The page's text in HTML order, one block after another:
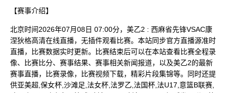
【赛事介绍】
北京时间2026年07月08日 07:00分，美乙2 : 西麻省先锋VSAC康
涅狄格高清在线直播，无插件观看比赛。本站同步官方直播源准时
直播，比赛数据实时更新。比赛结束后可以在本站查看比赛全程录
像、比赛比分、赛事结果、赛事相关新闻报道，以及美乙2的最新
赛事直播，比赛录像，比赛视频下载，精彩片段集锦等。同时还提
供亚美超,保女杯,沙滩足,法女杯,法罗乙,法国杯,法U17,意篮B联赛,